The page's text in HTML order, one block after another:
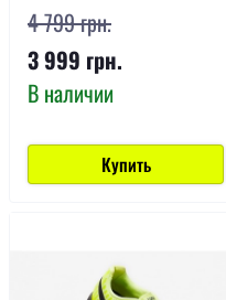
4 799 грн.
3 999 грн.
В наличии
Купить